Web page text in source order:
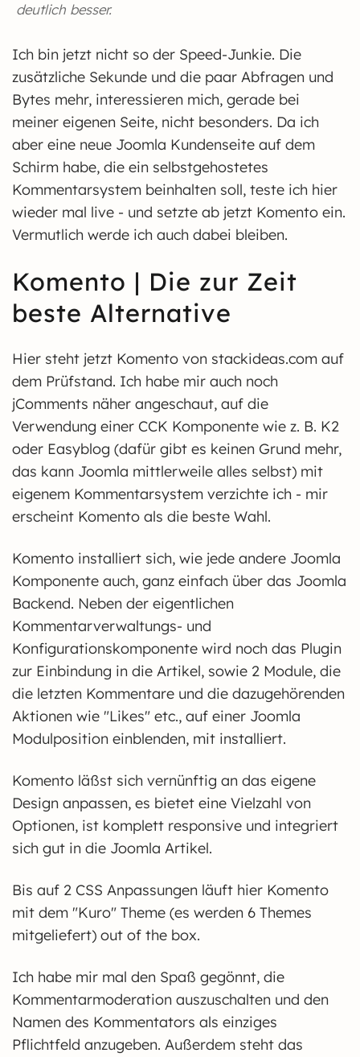
deutlich besser.
Ich bin jetzt nicht so der Speed-Junkie. Die
zusätzliche Sekunde und die paar Abfragen und
Bytes mehr, interessieren mich, gerade bei
meiner eigenen Seite, nicht besonders. Da ich
aber eine neue Joomla Kundenseite auf dem
Schirm habe, die ein selbstgehostetes
Kommentarsystem beinhalten soll, teste ich hier
wieder mal live - und setzte ab jetzt Komento ein.
Vermutlich werde ich auch dabei bleiben.
Komento | Die zur Zeit
beste Alternative
Hier steht jetzt Komento von stackideas.com auf
dem Prüfstand. Ich habe mir auch noch
jComments näher angeschaut, auf die
Verwendung einer CCK Komponente wie z. B. K2
oder Easyblog (dafür gibt es keinen Grund mehr,
das kann Joomla mittlerweile alles selbst) mit
eigenem Kommentarsystem verzichte ich - mir
erscheint Komento als die beste Wahl.
Komento installiert sich, wie jede andere Joomla
Komponente auch, ganz einfach über das Joomla
Backend. Neben der eigentlichen
Kommentarverwaltungs- und
Konfigurationskomponente wird noch das Plugin
zur Einbindung in die Artikel, sowie 2 Module, die
die letzten Kommentare und die dazugehörenden
Aktionen wie "Likes" etc., auf einer Joomla
Modulposition einblenden, mit installiert.
Komento läßst sich vernünftig an das eigene
Design anpassen, es bietet eine Vielzahl von
Optionen, ist komplett responsive und integriert
sich gut in die Joomla Artikel.
Bis auf 2 CSS Anpassungen läuft hier Komento
mit dem "Kuro" Theme (es werden 6 Themes
mitgeliefert) out of the box.
Ich habe mir mal den Spaß gegönnt, die
Kommentarmoderation auszuschalten und den
Namen des Kommentators als einziges
Pflichtfeld anzugeben. Außerdem steht das